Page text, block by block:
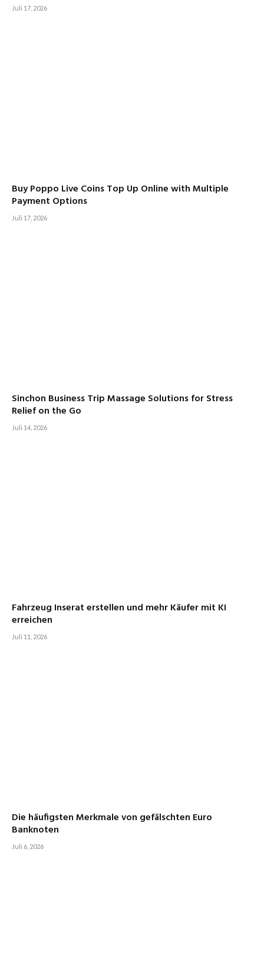
Juli 17, 2026
Buy Poppo Live Coins Top Up Online with Multiple
Payment Options
Juli 17, 2026
Sinchon Business Trip Massage Solutions for Stress
Relief on the Go
Juli 14, 2026
Fahrzeug Inserat erstellen und mehr Käufer mit KI
erreichen
Juli 11, 2026
Die häufigsten Merkmale von gefälschten Euro
Banknoten
Juli 6, 2026